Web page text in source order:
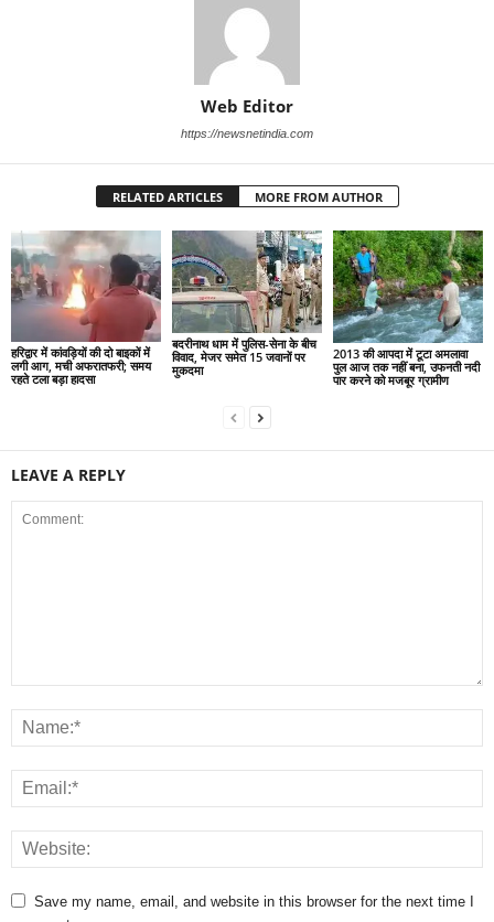
Web Editor
https://newsnetindia.com
RELATED ARTICLES MORE FROM AUTHOR
हरिद्वार में कांवड़ियों की दो बाइकों में
लगी आग, मची अफरातफरी; समय
रहते टला बड़ा हादसा
बदरीनाथ धाम में पुलिस-सेना के बीच
विवाद, मेजर समेत 15 जवानों पर
मुकदमा
2013 की आपदा में टूटा अमलावा
पुल आज तक नहीं बना, उफनती नदी
पार करने को मजबूर ग्रामीण
LEAVE A REPLY
Save my name, email, and website in this browser for the next time I